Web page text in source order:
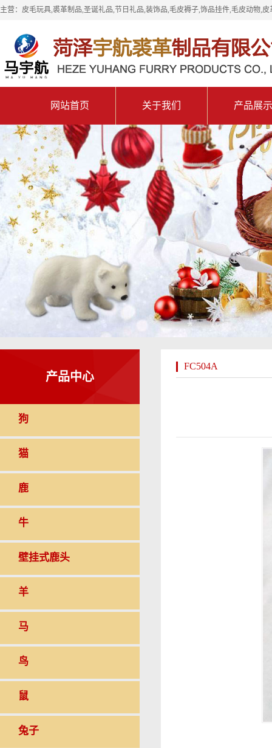
主营：皮毛玩具,裘革制品,圣诞礼品,节日礼品,装饰品,毛皮褥子,饰品挂件,毛皮动物,
网站首页 关于我们 产品展示
产品中心
狗
猫
鹿
牛
壁挂式鹿头
羊
马
鸟
鼠
兔子
FC504A